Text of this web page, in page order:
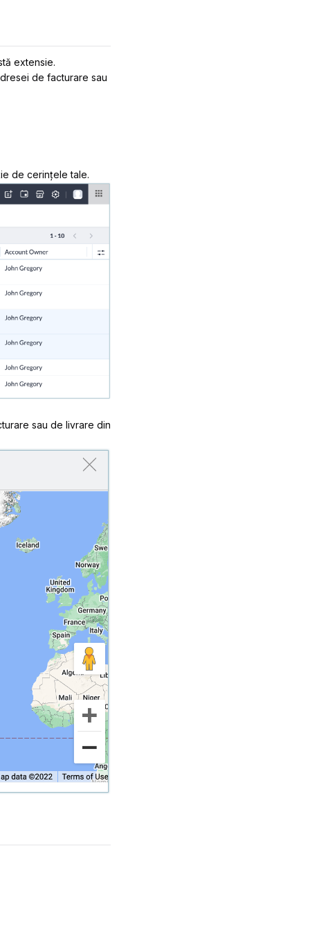
extensie.
de facturare sau
de cerințele tale.
sau de livrare din